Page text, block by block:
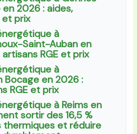
2026 : aides,
et prix
à
Saint-Auban en
RGE et prix
à
Bocage en 2026 :
RGE et prix
à Reims en
sortir des 16,5 %
thermiques et réduire